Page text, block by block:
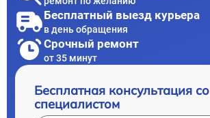
Бесплатный выезд курьера
в день обращения
Срочный ремонт
от 35 минут
Бесплатная консультация со
специалистом